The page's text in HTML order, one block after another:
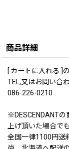
商品詳細
[ カートに入れる ]
TEL,又はお問い合
086-226-0210
※DESCENDANT
上げ頂いた場合で
全国一律1100円送